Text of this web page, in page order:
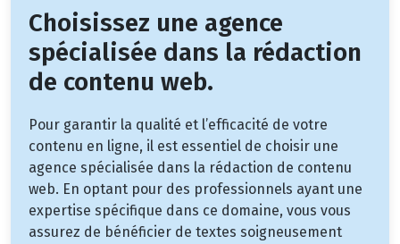
Choisissez une agence
spécialisée dans la rédaction
de contenu web.
Pour garantir la qualité et l’efficacité de votre
contenu en ligne, il est essentiel de choisir une
agence spécialisée dans la rédaction de contenu
web. En optant pour des professionnels ayant une
expertise spécifique dans ce domaine, vous vous
assurez de bénéficier de textes soigneusement